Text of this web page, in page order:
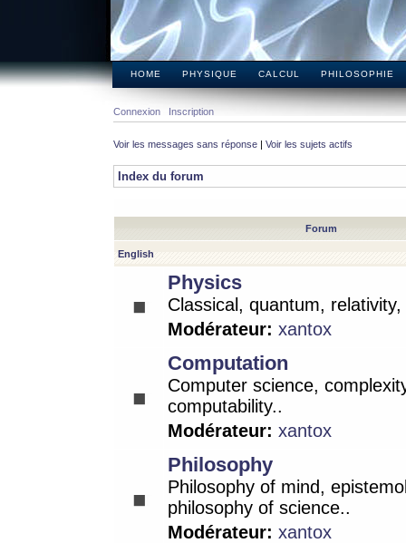
HOME PHYSIQUE CALCUL PHILOSOPHIE
Connexion Inscription
Voir les messages sans réponse | Voir les sujets actifs
Index du forum
Forum
English
Physics
Classical, quantum,
Modérateur: xantox
Computation
Computer science,
computability..
Modérateur: xantox
Philosophy
Philosophy of mind,
philosophy of science..
Modérateur: xantox